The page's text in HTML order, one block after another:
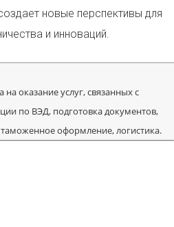
новые перспективы для
и инноваций.
оказание услуг, связанных с
по ВЭД, подготовка документов,
оформление, логистика.